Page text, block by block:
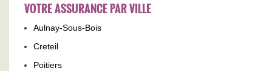
VOTRE ASSURANCE PAR VILLE
Aulnay-Sous-Bois
Creteil
Poitiers